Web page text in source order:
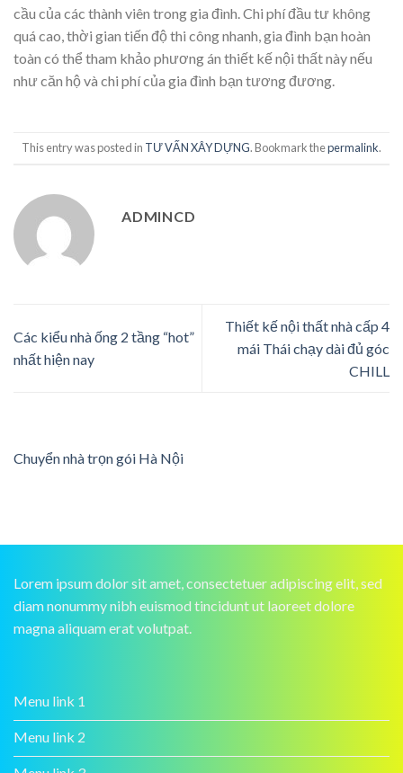
cầu của các thành viên trong gia đình. Chi phí đầu tư không
quá cao, thời gian tiến độ thi công nhanh, gia đình bạn hoàn
toàn có thể tham khảo phương án thiết kế nội thất này nếu
như căn hộ và chi phí của gia đình bạn tương đương.
This entry was posted in TƯ VẤN XÂY DỰNG. Bookmark thepermalink.
ADMINCD
Các kiểu nhà ống 2 tầng “hot”
nhất hiện nay
Thiết kế nội thất nhà cấp 4
mái Thái chạy dài đủ góc
CHILL
Chuyển nhà trọn gói Hà Nội
Lorem ipsum dolor sit amet, consectetuer adipiscing elit, sed
diam nonummy nibh euismod tincidunt ut laoreet dolore
magna aliquam erat volutpat.
Menu link 1
Menu link 2